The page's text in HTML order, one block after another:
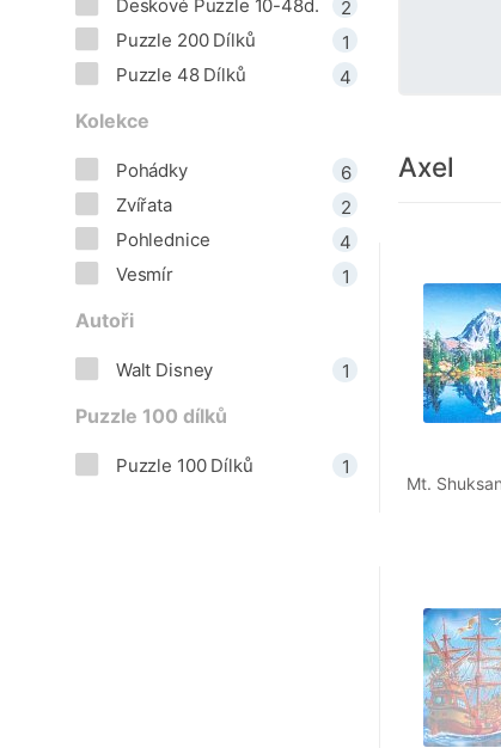
Axel
Mt.
Deskové Puzzle 10-48d.
2
Puzzle 200 Dílků
1
Puzzle 48 Dílků
4
Kolekce
Pohádky
6
Zvířata
2
Pohlednice
4
Vesmír
1
Autoři
Walt Disney
1
Puzzle 100 dílků
Puzzle 100 Dílků 1